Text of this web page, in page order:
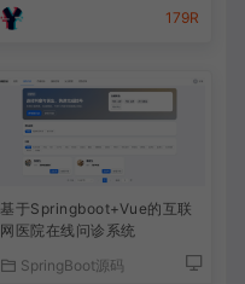
179R
基于Springboot+Vue的互联
网医院在线问诊系统
SpringBoot源码